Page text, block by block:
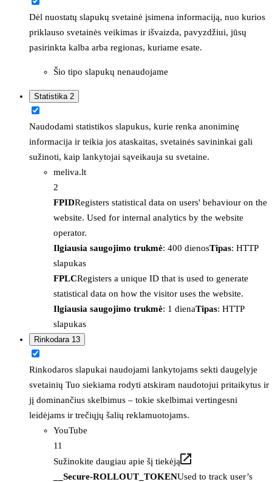
Dėl nuostatų slapukų svetainė įsimena informaciją, nuo kurios
priklauso svetainės veikimas ir išvaizda, pavyzdžiui, jūsų
pasirinkta kalba arba regionas, kuriame esate.
Šio tipo slapukų nenaudojame
Statistika 2
Naudodami statistikos slapukus, kurie renka anoniminę
informacija ir teikia jos ataskaitas, svetainės savininkai gali
sužinoti, kaip lankytojai sąveikauja su svetaine.
meliva.lt
2
FPIDRegisters statistical data on users' behaviour on the
website. Used for internal analytics by the website
operator.
Ilgiausia saugojimo trukmė: 400 dienosTipas: HTTP
slapukas
FPLCRegisters a unique ID that is used to generate
statistical data on how the visitor uses the website.
Ilgiausia saugojimo trukmė: 1 dienaTipas: HTTP
slapukas
Rinkodara 13
Rinkodaros slapukai naudojami lankytojams sekti daugelyje
svetainių Tuo siekiama rodyti atskiram naudotojui pritaikytus ir
jį dominančius skelbimus – tokie skelbimai vertingesni
leidėjams ir trečiųjų šalių reklamuotojams.
YouTube
11
Sužinokite daugiau apie šį tiekėją
__Secure-ROLLOUT_TOKENUsed to track user’s